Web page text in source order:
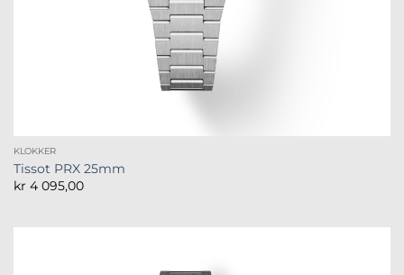
KLOKKER
Tissot PRX 25mm
kr 4 095,00